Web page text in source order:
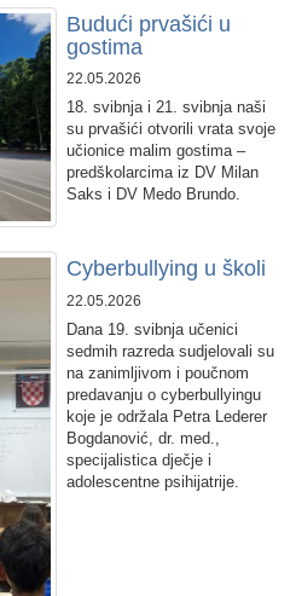
Budući prvašići u
gostima
22.05.2026
18. svibnja i 21. svibnja naši
su prvašići otvorili vrata svoje
učionice malim gostima –
predškolarcima iz DV Milan
Saks i DV Medo Brundo.
Cyberbullying u školi
22.05.2026
Dana 19. svibnja učenici
sedmih razreda sudjelovali su
na zanimljivom i poučnom
predavanju o cyberbullyingu
koje je održala Petra Lederer
Bogdanović, dr. med.,
specijalistica dječje i
adolescentne psihijatrije.